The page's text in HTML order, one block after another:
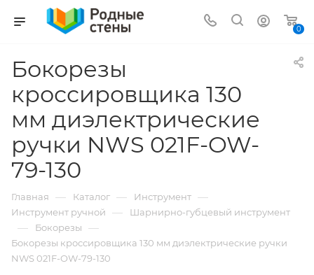
0
Бокорезы
кроссировщика 130
мм диэлектрические
ручки NWS 021F-OW-
79-130
Главная — Каталог — Инструмент —
Инструмент ручной — Шарнирно-губцевый инструмент
— Бокорезы —
Бокорезы кроссировщика 130 мм диэлектрические ручки
NWS 021F-OW-79-130